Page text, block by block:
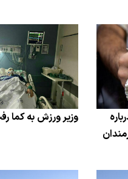
وزیر ورزش به کما